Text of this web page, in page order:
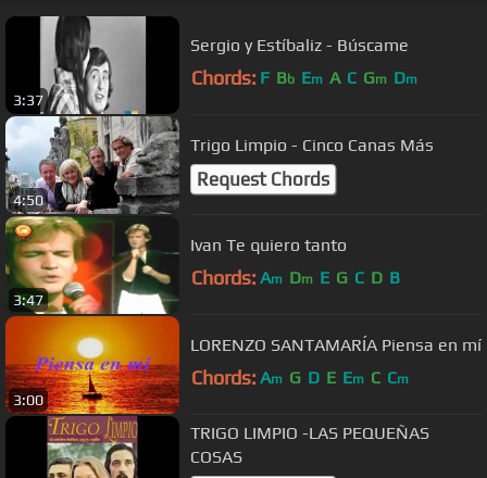
3:37
Sergio y Estíbaliz - Búscame
Chords: F Bb Em A C Gm Dm
4:50
Trigo Limpio - Cinco Canas Más
Request Chords
3:47
Ivan Te quiero tanto
Chords: Am Dm E G C D B
3:00
LORENZO SANTAMARÍA Piensa en mí
Chords: Am G D E Em C Cm
TRIGO LIMPIO -LAS PEQUEÑAS
COSAS